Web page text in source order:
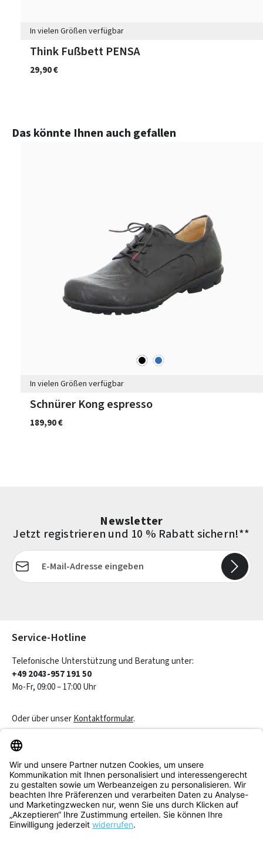
In vielen Größen verfügbar
Think Fußbett PENSA
29,90 €
Produktgalerie überspringen
Das könnte Ihnen auch gefallen
schwarz
blau
In vielen Größen verfügbar
Schnürer Kong espresso
189,90 €
Newsletter
Jetzt registrieren und 10 % Rabatt sichern!**
E-Mail-Adresse*
Service-Hotline
Telefonische Unterstützung und Beratung unter:
+49 2043-957 191 50
Mo-Fr, 09:00 – 17:00 Uhr
Oder über unserKontaktformular.
Service & Beratung
Informationen